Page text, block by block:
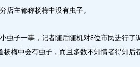
主都称杨梅中没有虫子。
子一事，记者随后随机对8位市民进行了
梅中会有虫子，而且多数不知情者得知后